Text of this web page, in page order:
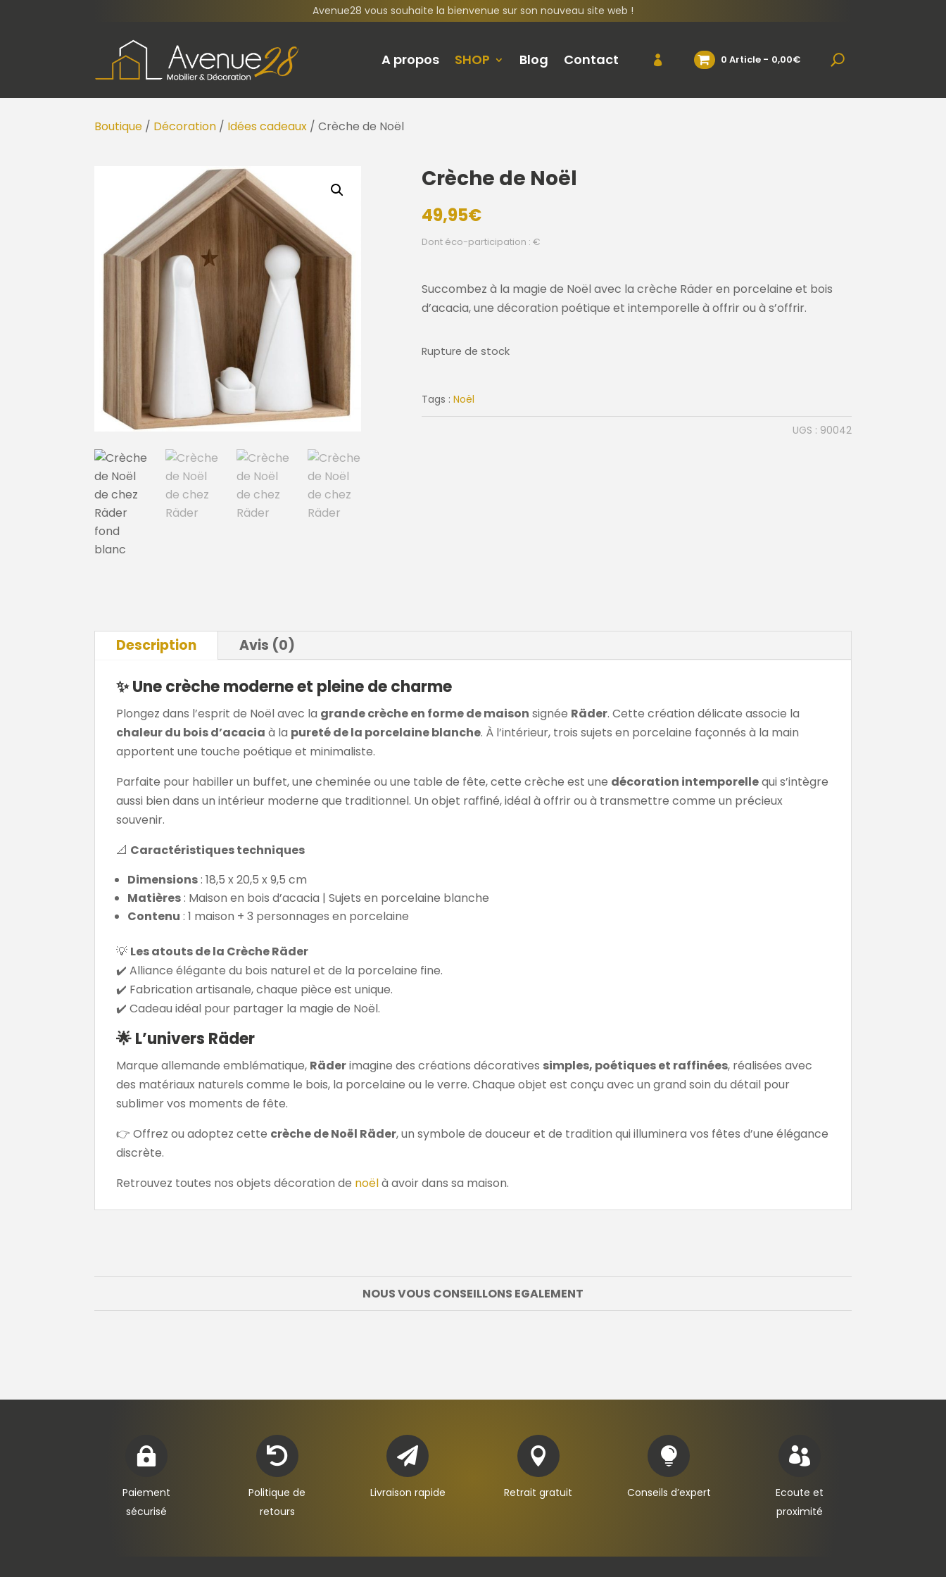
Avenue28 vous souhaite la bienvenue sur son nouveau site web !
A propos SHOP Blog Contact 0 Article 0,00€
Boutique / Décoration / Idées cadeaux / Crèche de Noël
Crèche de Noël
49,95€
Dont éco-participation : €
Succombez à la magie de Noël avec la crèche Räder en porcelaine et bois
d’acacia, une décoration poétique et intemporelle à offrir ou à s’offrir.
Rupture de stock
Tags : Noël
UGS : 90042
Description Avis (0)
✨ Une crèche moderne et pleine de charme
Plongez dans l’esprit de Noël avec la grande crèche en forme de maison signée Räder. Cette création délicate associe la
chaleur du bois d’acacia à la pureté de la porcelaine blanche. À l’intérieur, trois sujets en porcelaine façonnés à la main
apportent une touche poétique et minimaliste.
Parfaite pour habiller un buffet, une cheminée ou une table de fête, cette crèche est une décoration intemporellequi s’intègre
aussi bien dans un intérieur moderne que traditionnel. Un objet raffiné, idéal à offrir ou à transmettre comme un précieux
souvenir.
📐 Caractéristiques techniques
Dimensions: 18,5 x 20,5 x 9,5 cm
Matières: Maison en bois d’acacia | Sujets en porcelaine blanche
Contenu : 1 maison + 3 personnages en porcelaine
💡 Les atouts de la Crèche Räder
✔️ Alliance élégante du bois naturel et de la porcelaine fine.
✔️ Fabrication artisanale, chaque pièce est unique.
✔️ Cadeau idéal pour partager la magie de Noël.
🌟 L’univers Räder
Marque allemande emblématique, Räderimagine des créations décoratives simples, poétiques et raffinées, réalisées avec
des matériaux naturels comme le bois, la porcelaine ou le verre. Chaque objet est conçu avec un grand soin du détail pour
sublimer vos moments de fête.
👉 Offrez ou adoptez cette crèche de Noël Räder, un symbole de douceur et de tradition qui illuminera vos fêtes d’une élégance
discrète.
Retrouvez toutes nos objets décoration de noëlà avoir dans sa maison.
NOUS VOUS CONSEILLONS EGALEMENT

Paiement
sécurisé

Politique de
retours

Livraison rapide

Retrait gratuit

Conseils d’expert

Ecoute et
proximité